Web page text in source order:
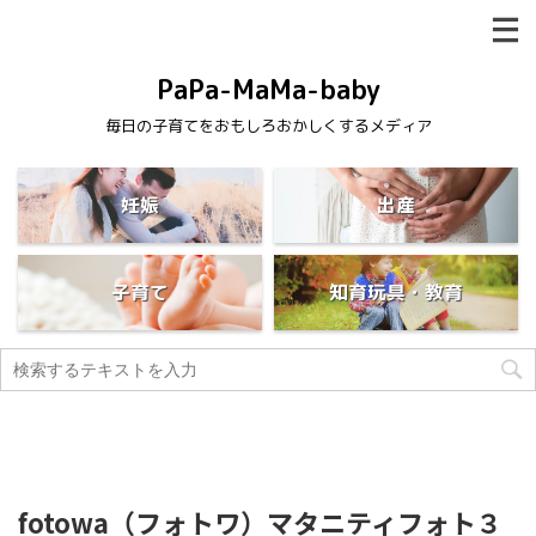
PaPa-MaMa-baby
毎日の子育てをおもしろおかしくするメディア
妊娠 出産
子育て 知育玩具・教育
fotowa（フォトワ）マタニティフォト３